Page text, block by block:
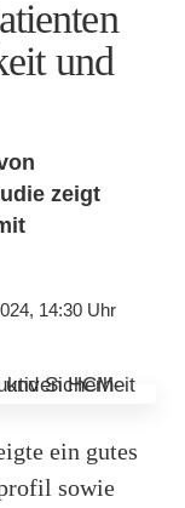
und
zeigt
14:30 Uhr
ein gutes
sowie